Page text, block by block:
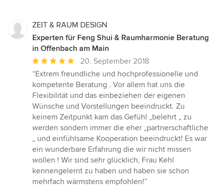
ZEIT & RAUM DESIGN
Experten für Feng Shui & Raumharmonie Beratung
in Offenbach am Main
Durchschnittliche
Bewertung:
5
von
5
Sternen
20. September 2018
“Extrem freundliche und hochprofessionelle und
kompetente Beratung . Vor allem hat uns die
Flexibilität und das einbeziehen der eigenen
Wünsche und Vorstellungen beeindruckt. Zu
keinem Zeitpunkt kam das Gefühl „belehrt „ zu
werden sondern immer die eher „partnerschaftliche
„ und einfühlsame Kooperation beeindruckt! Es war
ein wunderbare Erfahrung die wir nicht missen
wollen ! Wir sind sehr glücklich, Frau Kehl
kennengelernt zu haben und haben sie schon
mehrfach wärmstens empfohlen!”